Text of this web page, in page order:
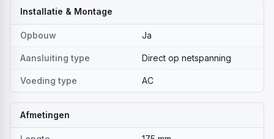
Installatie & Montage
Opbouw Ja
Aansluiting type Direct op netspanning
Voeding type AC
Afmetingen